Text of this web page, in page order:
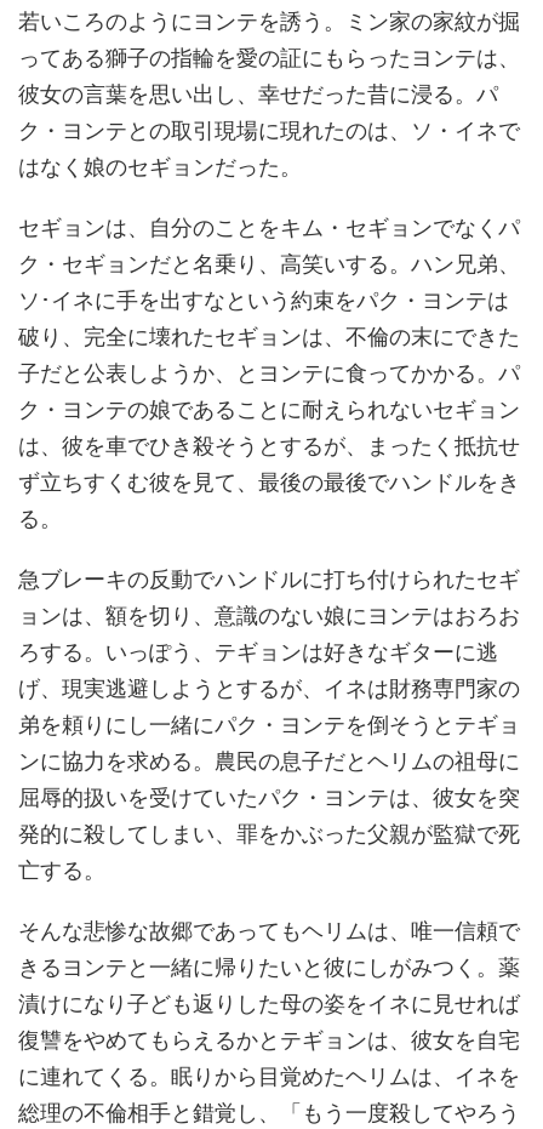
若いころのようにヨンテを誘う。ミン家の家紋が掘
ってある獅子の指輪を愛の証にもらったヨンテは、
彼女の言葉を思い出し、幸せだった昔に浸る。パ
ク・ヨンテとの取引現場に現れたのは、ソ・イネで
はなく娘のセギョンだった。
セギョンは、自分のことをキム・セギョンでなくパ
ク・セギョンだと名乗り、高笑いする。ハン兄弟、
ソ･イネに手を出すなという約束をパク・ヨンテは
破り、完全に壊れたセギョンは、不倫の末にできた
子だと公表しようか、とヨンテに食ってかかる。パ
ク・ヨンテの娘であることに耐えられないセギョン
は、彼を車でひき殺そうとするが、まったく抵抗せ
ず立ちすくむ彼を見て、最後の最後でハンドルをき
る。
急ブレーキの反動でハンドルに打ち付けられたセギ
ョンは、額を切り、意識のない娘にヨンテはおろお
ろする。いっぽう、テギョンは好きなギターに逃
げ、現実逃避しようとするが、イネは財務専門家の
弟を頼りにし一緒にパク・ヨンテを倒そうとテギョ
ンに協力を求める。農民の息子だとヘリムの祖母に
屈辱的扱いを受けていたパク・ヨンテは、彼女を突
発的に殺してしまい、罪をかぶった父親が監獄で死
亡する。
そんな悲惨な故郷であってもヘリムは、唯一信頼で
きるヨンテと一緒に帰りたいと彼にしがみつく。薬
漬けになり子ども返りした母の姿をイネに見せれば
復讐をやめてもらえるかとテギョンは、彼女を自宅
に連れてくる。眠りから目覚めたヘリムは、イネを
総理の不倫相手と錯覚し、「もう一度殺してやろう